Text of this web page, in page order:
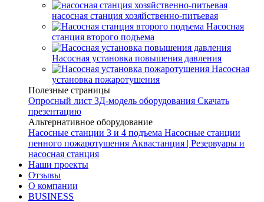
насосная станция хозяйственно-питьевая
Насосная
станция второго подъема
Насосная установка повышения давления
Насосная
установка пожаротушения
Полезные страницы
Опросный лист 3Д-модель оборудования Скачать
презентацию
Альтернативное оборудование
Насосные станции 3 и 4 подъема Насосные станции
пенного пожаротушения Аквастанция | Резервуары и
насосная станция
Наши проекты
Отзывы
О компании
BUSINESS